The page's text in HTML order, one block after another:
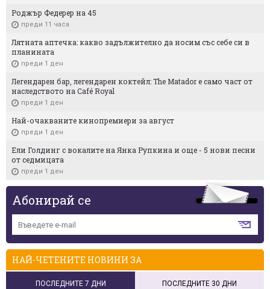
Роджър Федерер на 45
преди 11 часа
Лятната аптечка: какво задължително да носим със себе си в
планината
преди 1 ден
Легендарен бар, легендарен коктейл: The Matador е само част от
наследството на Café Royal
преди 1 ден
Най-очакваните кинопремиери за август
преди 1 ден
Ели Голдинг с вокалите на Янка Рупкина и още - 5 нови песни
от седмицата
преди 1 ден
Абонирай се
НАЙ-ЧЕТЕНИТЕ НОВИНИ ЗА
ПОСЛЕДНИТЕ 7 ДНИ ПОСЛЕДНИТЕ 30 ДНИ